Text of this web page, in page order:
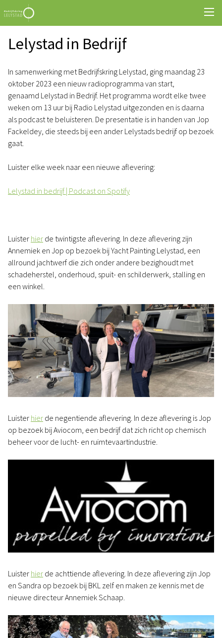
Lelystad in Bedrijf
In samenwerking met Bedrijfskring Lelystad, ging maandag 23
oktober 2023 een nieuw radioprogramma van start,
genaamd Lelystad in Bedrijf. Het programma wordt elke twee
weken om 13 uur bij Radio Lelystad uitgezonden en is daarna
als podcast te beluisteren. De presentatie is in handen van Jop
Fackeldey, die steeds bij een ander Lelystads bedrijf op bezoek
gaat.
Luister elke week naar een nieuwe aflevering:
Lelystad in bedrijf | Podcast on Spotify
Luister hier de twintigste aflevering. In deze aflevering zijn
Annemiek en Jop op bezoek bij Yacht Painting Lelystad, een
allround jachtwerf die zich onder andere bezighoudt met
schadeherstel, onderhoud, spuit- en schilderwerk, stalling en
een winkel.
Luister hier de negentiende aflevering. In deze aflevering is Jop
op bezoek bij Aviocom, een bedrijf dat zich richt op chemisch
beheer voor de lucht- en ruimtevaartindustrie.
Luister hier de achttiende aflevering. In deze aflevering zijn Jop
en Sandra op bezoek bij BKL zelf en maken ze kennis met de
nieuwe directeur Annemiek Schaap.